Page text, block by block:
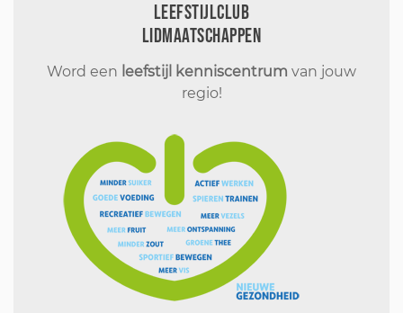
Leefstijlclub
Lidmaatschappen
Word een leefstijl kenniscentrum van jouw
regio!